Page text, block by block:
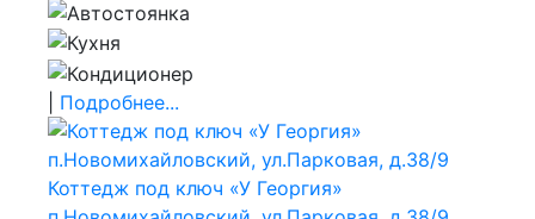
Подробнее...
Коттедж под ключ «У Георгия»